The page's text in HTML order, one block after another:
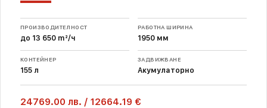
ПРОИЗВОДИТЕЛНОСТ
до 13 650 m²/ч
РАБОТНА ШИРИНА
1950 мм
КОНТЕЙНЕР
155 л
ЗАДВИЖВАНЕ
Акумулаторно
24769.00 лв. / 12664.19 €